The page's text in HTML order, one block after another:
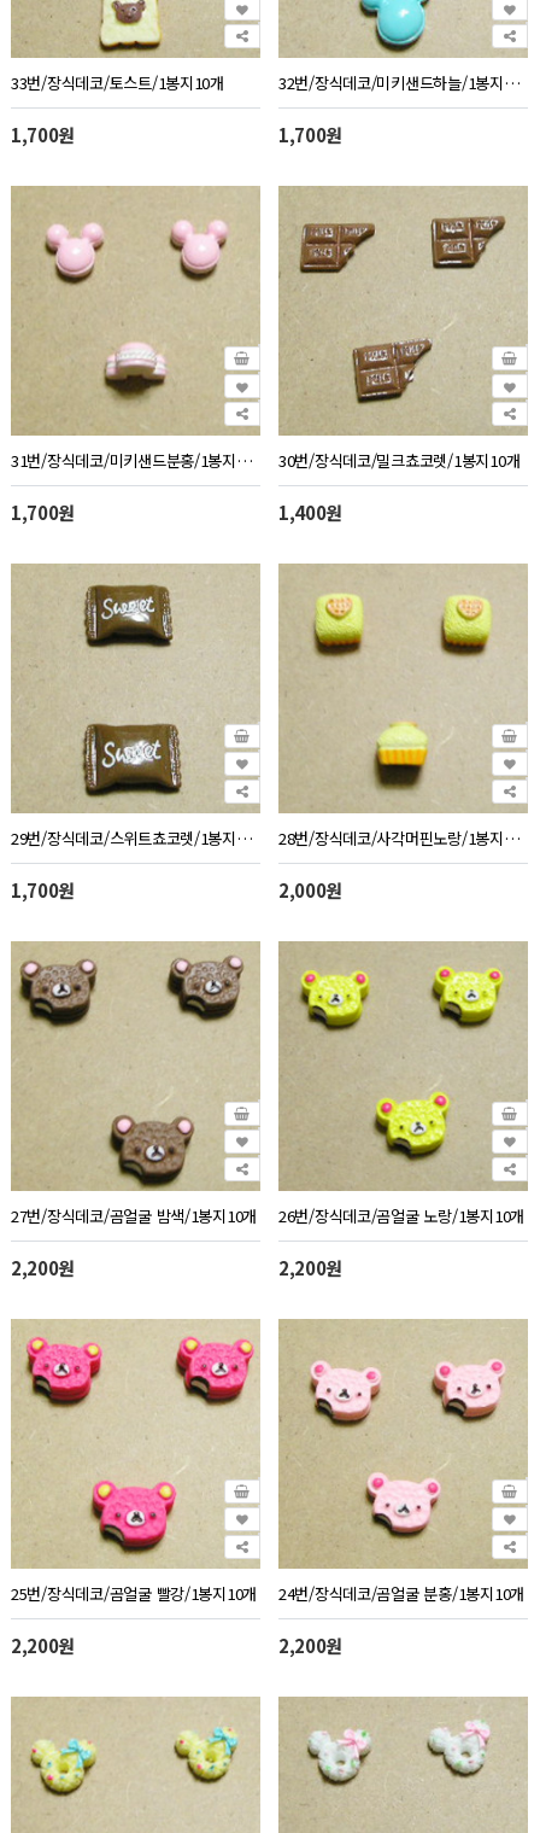
33번/장식데코/토스트/1봉지10개
1,700원
32번/장식데코/미키샌드하늘/1봉지10개
1,700원
31번/장식데코/미키샌드분홍/1봉지10개
1,700원
30번/장식데코/밀크쵸코렛/1봉지10개
1,400원
29번/장식데코/스위트쵸코렛/1봉지10개
1,700원
28번/장식데코/사각머핀노랑/1봉지10개
2,000원
27번/장식데코/곰얼굴 밤색/1봉지10개
2,200원
26번/장식데코/곰얼굴 노랑/1봉지10개
2,200원
25번/장식데코/곰얼굴 빨강/1봉지10개
2,200원
24번/장식데코/곰얼굴 분홍/1봉지10개
2,200원